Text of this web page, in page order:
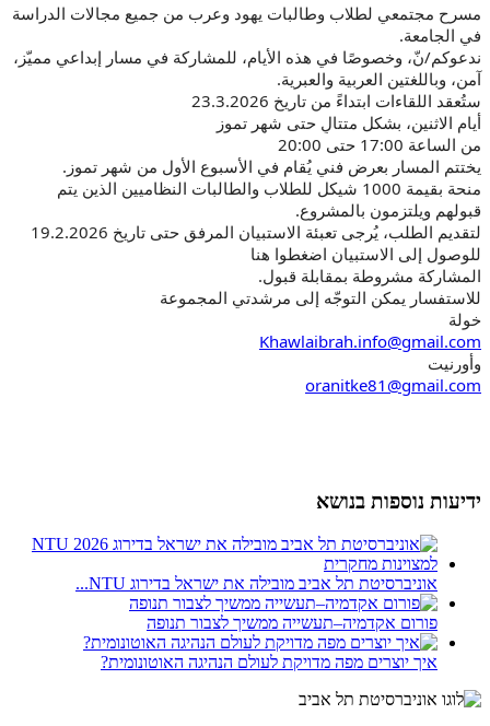
مسرح مجتمعي لطلاب وطالبات يهود وعرب من جميع مجالات الدراسة
في الجامعة.
ندعوكم/نّ، وخصوصًا في هذه الأيام، للمشاركة في مسار إبداعي مميّز،
آمن، وباللغتين العربية والعبرية.
ستُعقد اللقاءات ابتداءً من تاريخ 23.3.2026
أيام الاثنين، بشكل متتالٍ حتى شهر تموز
من الساعة 17:00 حتى 20:00
يختتم المسار بعرض فني يُقام في الأسبوع الأول من شهر تموز.
منحة بقيمة 1000 شيكل للطلاب والطالبات النظاميين الذين يتم
قبولهم ويلتزمون بالمشروع.
لتقديم الطلب، يُرجى تعبئة الاستبيان المرفق حتى تاريخ 19.2.2026
للوصول إلى الاستبيان اضغطوا هنا
المشاركة مشروطة بمقابلة قبول.
للاستفسار يمكن التوجّه إلى مرشدتي المجموعة
خولة
Khawlaibrah.info@gmail.com
وأورنيت
oranitke81@gmail.com
ידיעות נוספות בנושא
אוניברסיטת תל אביב מובילה את ישראל בדירוג NTU...
פורום אקדמיה–תעשייה ממשיך לצבור תנופה
איך יוצרים מפה מדויקת לעולם הנהיגה האוטונומית?